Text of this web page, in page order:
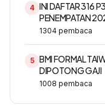
4 INI DAFTAR 316
PENEMPATAN
1304 pembaca
5 BMI FORMAL
DIPOTONG GAJI
1008 pembaca